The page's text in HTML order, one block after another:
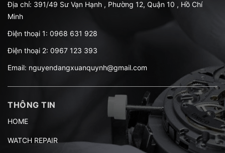
Địa chỉ: 391/49 Sư Vạn Hạnh , Phường 12, Quận 10 , Hồ Chí
Minh
Điện thoại 1: 0968 631 928
Điện thoại 2: 0967 123 393
Email: nguyendangxuanquynh@gmail.com
THÔNG TIN
HOME
WATCH REPAIR